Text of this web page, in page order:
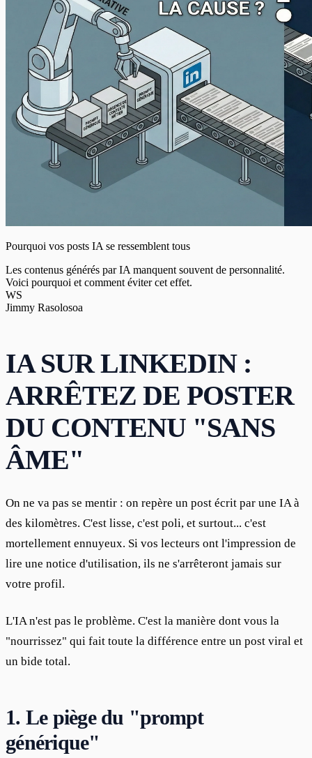
Pourquoi vos posts IA se ressemblent tous
Les contenus générés par IA manquent souvent de personnalité.
Voici pourquoi et comment éviter cet effet.
WS
Jimmy Rasolosoa
IA SUR LINKEDIN :
ARRÊTEZ DE POSTER
DU CONTENU "SANS
ÂME"
On ne va pas se mentir : on repère un post écrit par une IA à
des kilomètres. C'est lisse, c'est poli, et surtout... c'est
mortellement ennuyeux. Si vos lecteurs ont l'impression de
lire une notice d'utilisation, ils ne s'arrêteront jamais sur
votre profil.
L'IA n'est pas le problème. C'est la manière dont vous la
"nourrissez" qui fait toute la différence entre un post viral et
un bide total.
1. Le piège du "prompt
générique"